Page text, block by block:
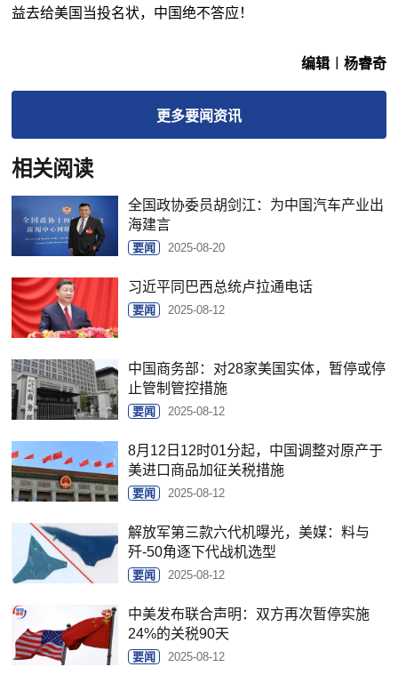
益去给美国当投名状，中国绝不答应！
编辑︱杨睿奇
更多要闻资讯
相关阅读
全国政协委员胡剑江：为中国汽车产业出
海建言
要闻 2025-08-20
习近平同巴西总统卢拉通电话
要闻 2025-08-12
中国商务部：对28家美国实体，暂停或停
止管制管控措施
要闻 2025-08-12
8月12日12时01分起，中国调整对原产于
美进口商品加征关税措施
要闻 2025-08-12
解放军第三款六代机曝光，美媒：料与
歼-50角逐下代战机选型
要闻 2025-08-12
中美发布联合声明：双方再次暂停实施
24%的关税90天
要闻 2025-08-12